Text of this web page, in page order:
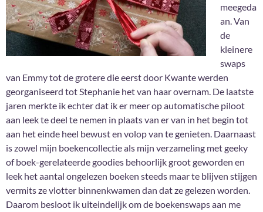
meegeda
an. Van
de
kleinere
swaps
van Emmy tot de grotere die eerst door Kwante werden
georganiseerd tot Stephanie het van haar overnam. De laatste
jaren merkte ik echter dat ik er meer op automatische piloot
aan leek te deel te nemen in plaats van er van in het begin tot
aan het einde heel bewust en volop van te genieten. Daarnaast
is zowel mijn boekencollectie als mijn verzameling met geeky
of boek-gerelateerde goodies behoorlijk groot geworden en
leek het aantal ongelezen boeken steeds maar te blijven stijgen
vermits ze vlotter binnenkwamen dan dat ze gelezen worden.
Daarom besloot ik uiteindelijk om de boekenswaps aan me